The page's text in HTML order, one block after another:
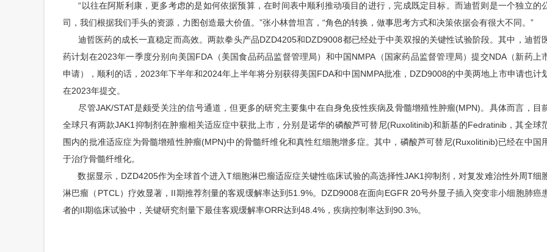
“以往在阿斯利康，更多考虑的是如何依据预算，在时间表中顺利推动项目的进行，完成既定目标。而迪哲则是一个独立的
司，我们根据我们手头的资源，力图创造最大价值。”张小林曾坦言，“角色的转换，做事思考方式和决策依据会有很大不同。”
迪哲医药的成长一直稳定而高效。两款拳头产品DZD4205和DZD9008都已经处于中美双报的关键性试验阶段。其中，迪哲
药计划在2023年一季度分别向美国FDA（美国食品药品监督管理局）和中国NMPA（国家药品监督管理局）提交NDA（新药上
申请），顺利的话，2023年下半年和2024年上半年将分别获得美国FDA和中国NMPA批准，DZD9008的中美两地上市申请也计
在2023年提交。
尽管JAK/STAT是颇受关注的信号通道，但更多的研究主要集中在自身免疫性疾病及骨髓增殖性肿瘤(MPN)。具体而言，目
全球只有两款JAK1抑制剂在肿瘤相关适应症中获批上市，分别是诺华的磷酸芦可替尼(Ruxolitinib)和新基的Fedratinib，其全球
围内的批准适应症为骨髓增殖性肿瘤(MPN)中的骨髓纤维化和真性红细胞增多症。其中，磷酸芦可替尼(Ruxolitinib)已经在中国
于治疗骨髓纤维化。
数据显示，DZD4205作为全球首个进入T细胞淋巴瘤适应症关键性临床试验的高选择性JAK1抑制剂，对复发难治性外周T细
淋巴瘤（PTCL）疗效显著，II期推荐剂量的客观缓解率达到51.9%。DZD9008在面向EGFR 20号外显子插入突变非小细胞肺癌
者的II期临床试验中，关键研究剂量下最佳客观缓解率ORR达到48.4%，疾病控制率达到90.3%。